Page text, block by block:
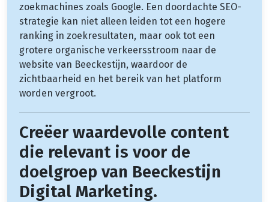
zoekmachines zoals Google. Een doordachte SEO-
strategie kan niet alleen leiden tot een hogere
ranking in zoekresultaten, maar ook tot een
grotere organische verkeersstroom naar de
website van Beeckestijn, waardoor de
zichtbaarheid en het bereik van het platform
worden vergroot.
Creëer waardevolle content
die relevant is voor de
doelgroep van Beeckestijn
Digital Marketing.